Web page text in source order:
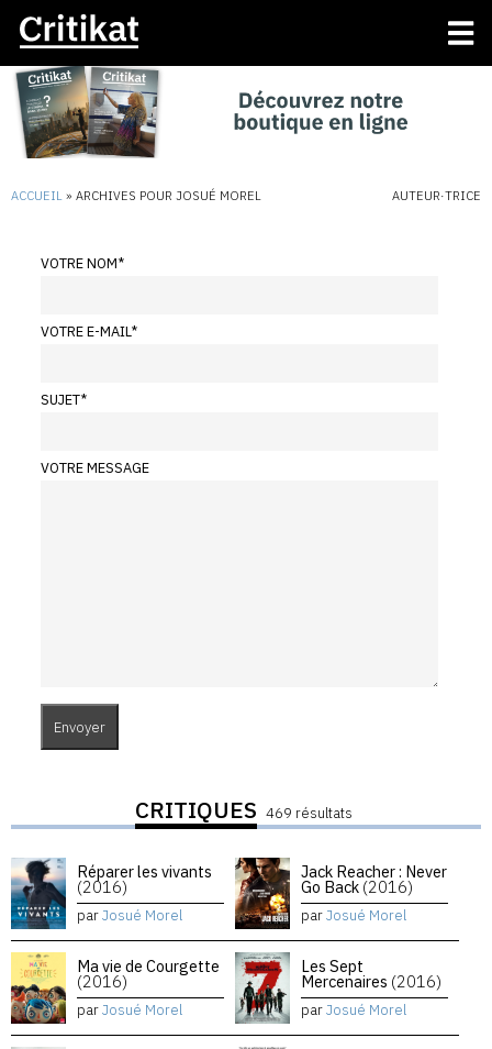
ACCUEIL » ARCHIVES POUR JOSUÉ MOREL AUTEUR·TRICE
VOTRE NOM*
VOTRE E-MAIL*
SUJET*
VOTRE MESSAGE
CRITIQUES 469 résultats
Réparer les vivants
(2016)
parJosué Morel
Jack Reacher : Never
Go Back (2016)
parJosué Morel
Ma vie de Courgette
(2016)
parJosué Morel
Les Sept
Mercenaires (2016)
parJosué Morel